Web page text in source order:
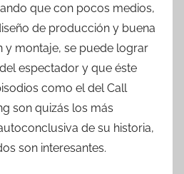
que con pocos medios,
de producción y buena
y montaje, se puede lograr
espectador y que éste
como el del Call
son quizás los más
de su historia,
son interesantes.